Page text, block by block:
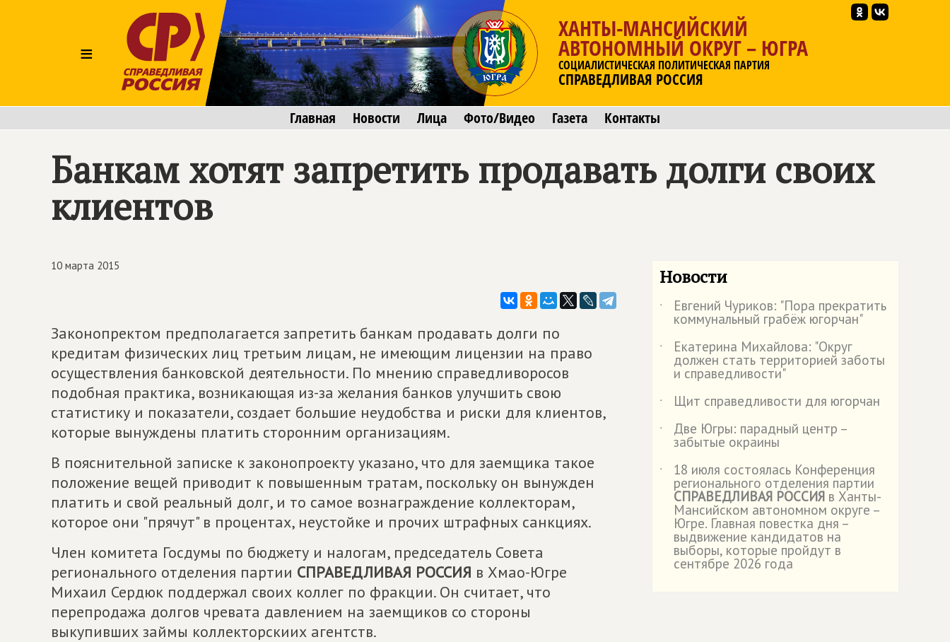
≡
ХАНТЫ-МАНСИЙСКИЙ
АВТОНОМНЫЙ ОКРУГ – ЮГРА
СОЦИАЛИСТИЧЕСКАЯ ПОЛИТИЧЕСКАЯ ПАРТИЯ
СПРАВЕДЛИВАЯ РОССИЯ
Главная Новости Лица Фото/Видео Газета Контакты
Банкам хотят запретить продавать долги своих
клиентов
10 марта 2015
Законопректом предполагается запретить банкам продавать долги по
кредитам физических лиц третьим лицам, не имеющим лицензии на право
осуществления банковской деятельности. По мнению справедливоросов
подобная практика, возникающая из-за желания банков улучшить свою
статистику и показатели, создает большие неудобства и риски для клиентов,
которые вынуждены платить сторонним организациям.
В пояснительной записке к законопроекту указано, что для заемщика такое
положение вещей приводит к повышенным тратам, поскольку он вынужден
платить и свой реальный долг, и то самое вознаграждение коллекторам,
которое они "прячут" в процентах, неустойке и прочих штрафных санкциях.
Член комитета Госдумы по бюджету и налогам, председатель Совета
регионального отделения партии СПРАВЕДЛИВАЯ РОССИЯ в Хмао-Югре
Михаил Сердюк поддержал своих коллег по фракции. Он считает, что
перепродажа долгов чревата давлением на заемщиков со стороны
выкупивших займы коллекторскиих агентств.
Новости
˙ Евгений Чуриков: "Пора прекратить
коммунальный грабёж югорчан"
˙
Екатерина Михайлова: "Округ
должен стать территорией заботы
и справедливости"
˙
Щит справедливости для югорчан
˙
Две Югры: парадный центр –
забытые окраины
˙
18 июля состоялась Конференция
регионального отделения партии
СПРАВЕДЛИВАЯ РОССИЯ в Ханты-
Мансийском автономном округе –
Югре. Главная повестка дня –
выдвижение кандидатов на
выборы, которые пройдут в
сентябре 2026 года